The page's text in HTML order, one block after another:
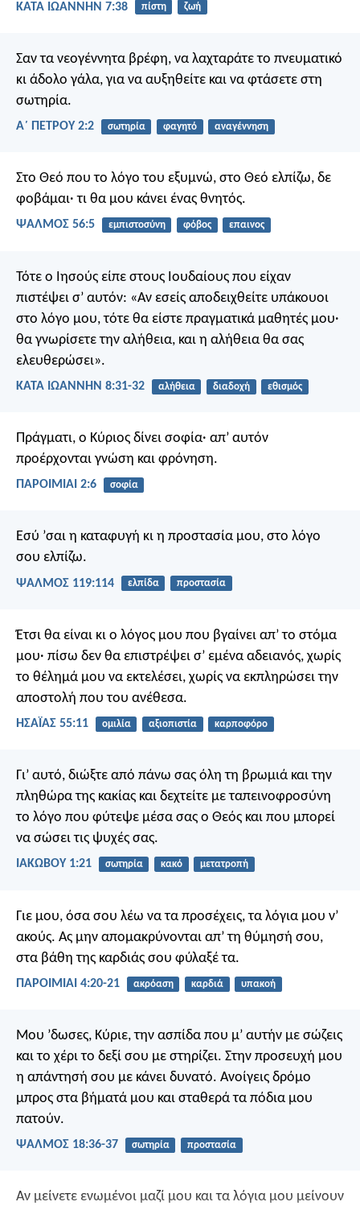
ΚΑΤΑ ΙΩΑΝΝΗΝ 7:38 πίστη ζωή
Σαν τα νεογέννητα βρέφη, να λαχταράτε το πνευματικό
κι άδολο γάλα, για να αυξηθείτε και να φτάσετε στη
σωτηρία.
Α΄ ΠΕΤΡΟΥ 2:2 σωτηρία φαγητό αναγέννηση
Στο Θεό που το λόγο του εξυμνώ, στο Θεό ελπίζω, δε
φοβάμαι· τι θα μου κάνει ένας θνητός.
ΨΑΛΜΌΣ 56:5 εμπιστοσύνη φόβος επαινος
Τότε ο Ιησούς είπε στους Ιουδαίους που είχαν
πιστέψει σ’ αυτόν: «Αν εσείς αποδειχθείτε υπάκουοι
στο λόγο μου, τότε θα είστε πραγματικά μαθητές μου·
θα γνωρίσετε την αλήθεια, και η αλήθεια θα σας
ελευθερώσει».
ΚΑΤΑ ΙΩΑΝΝΗΝ 8:31-32 αλήθεια διαδοχή εθισμός
Πράγματι, ο Κύριος δίνει σοφία· απ’ αυτόν
προέρχονται γνώση και φρόνηση.
ΠΑΡΟΙΜΙΑΙ 2:6 σοφία
Εσύ ’σαι η καταφυγή κι η προστασία μου, στο λόγο
σου ελπίζω.
ΨΑΛΜΌΣ 119:114 ελπίδα προστασία
Έτσι θα είναι κι ο λόγος μου που βγαίνει απ’ το στόμα
μου· πίσω δεν θα επιστρέψει σ’ εμένα αδειανός, χωρίς
το θέλημά μου να εκτελέσει, χωρίς να εκπληρώσει την
αποστολή που του ανέθεσα.
ΗΣΑΪΑΣ 55:11 ομιλία αξιοπιστία καρποφόρο
Γι’ αυτό, διώξτε από πάνω σας όλη τη βρωμιά και την
πληθώρα της κακίας και δεχτείτε με ταπεινοφροσύνη
το λόγο που φύτεψε μέσα σας ο Θεός και που μπορεί
να σώσει τις ψυχές σας.
ΙΑΚΩΒΟΥ 1:21 σωτηρία κακό μετατροπή
Γιε μου, όσα σου λέω να τα προσέχεις,τα λόγια μου ν’
ακούς. Ας μην απομακρύνονται απ’ τη θύμησή σου,
στα βάθη της καρδιάς σου φύλαξέ τα.
ΠΑΡΟΙΜΙΑΙ 4:20-21 ακρόαση καρδιά υπακοή
Μου ’δωσες, Κύριε, την ασπίδα που μ’ αυτήν με σώζεις
και το χέρι το δεξί σου με στηρίζει. Στην προσευχή μου
η απάντησή σου με κάνει δυνατό. Ανοίγεις δρόμο
μπρος στα βήματά μου και σταθερά τα πόδια μου
πατούν.
ΨΑΛΜΌΣ 18:36-37 σωτηρία προστασία
Αν μείνετε ενωμένοι μαζί μου και τα λόγια μου μείνουν